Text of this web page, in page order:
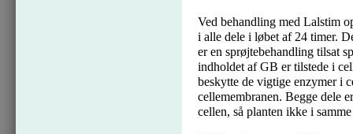
Ved behandling med Lalstim
i alle dele i løbet af 24 timer.
er en sprøjtebehandling tilsat
indholdet af GB er tilstede i
beskytte de vigtige enzymer i
cellemembranen. Begge dele
cellen, så planten ikke i